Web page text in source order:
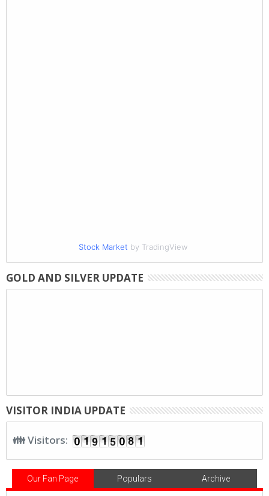
Stock Market by TradingView
GOLD AND SILVER UPDATE
VISITOR INDIA UPDATE
👪 Visitors:
Our Fan Page Populars Archive